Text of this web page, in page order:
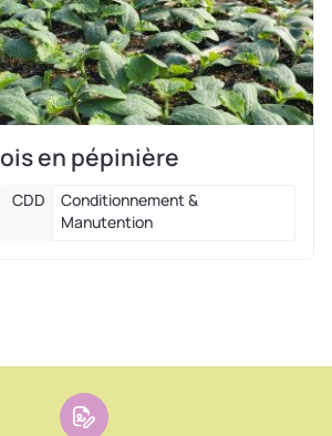
en pépinière
CDD
Conditionnement &
Manutention